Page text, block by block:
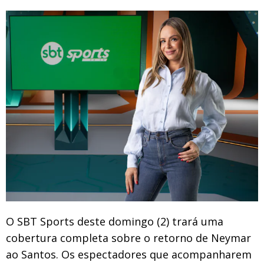
O SBT Sports deste domingo (2) trará uma
cobertura completa sobre o retorno de Neymar
ao Santos. Os espectadores que acompanharem